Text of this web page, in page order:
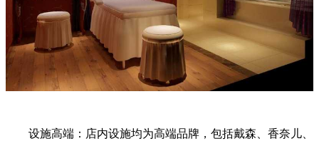
设施高端：店内设施均为高端品牌，包括戴森、香奈儿、